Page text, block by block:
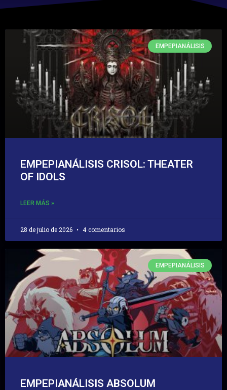
EMPEPIANÁLISIS
EMPEPIANÁLISIS CRISOL: THEATER
OF IDOLS
LEER MÁS »
28 de julio de 2026 4 comentarios
EMPEPIANÁLISIS
EMPEPIANÁLISIS ABSOLUM